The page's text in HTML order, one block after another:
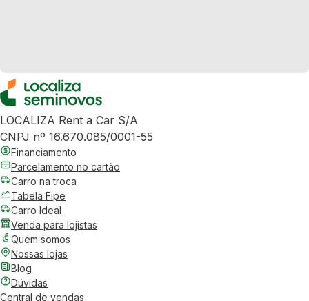
LOCALIZA Rent a Car S/A
CNPJ nº 16.670.085/0001-55
Financiamento
Parcelamento no cartão
Carro na troca
Tabela Fipe
Carro Ideal
Venda para lojistas
Quem somos
Nossas lojas
Blog
Dúvidas
Central de vendas